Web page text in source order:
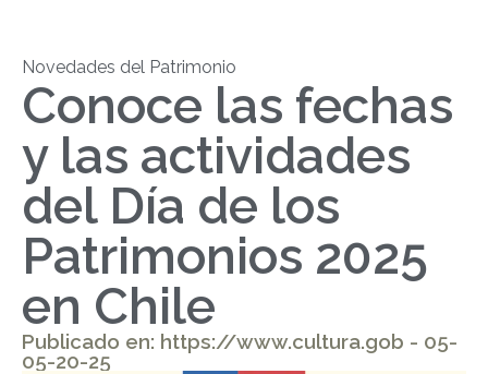
Novedades del Patrimonio
Conoce las fechas
y las actividades
del Día de los
Patrimonios 2025
en Chile
Publicado en: https://www.cultura.gob - 05-
05-20-25